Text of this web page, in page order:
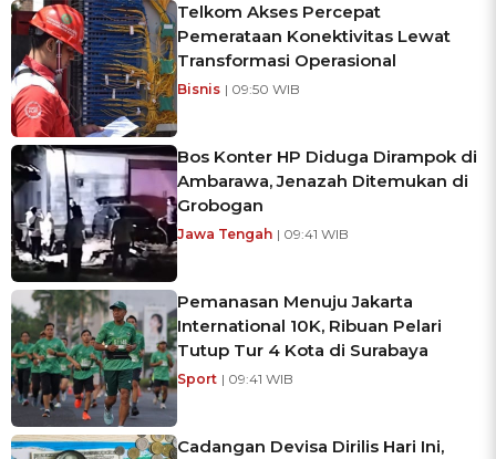
Telkom Akses Percepat
Pemerataan Konektivitas Lewat
Transformasi Operasional
Bisnis | 09:50 WIB
Bos Konter HP Diduga Dirampok di
Ambarawa, Jenazah Ditemukan di
Grobogan
Jawa Tengah | 09:41 WIB
Pemanasan Menuju Jakarta
International 10K, Ribuan Pelari
Tutup Tur 4 Kota di Surabaya
Sport | 09:41 WIB
Cadangan Devisa Dirilis Hari Ini,